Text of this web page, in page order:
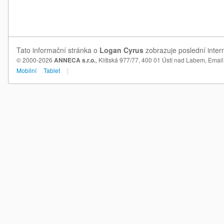
Tato informační stránka o Logan Cyrus zobrazuje poslední
© 2000-2026 ANNECA s.r.o., Klíšská 977/77, 400 01 Ústí nad Labem,
Mobilní
Tablet |